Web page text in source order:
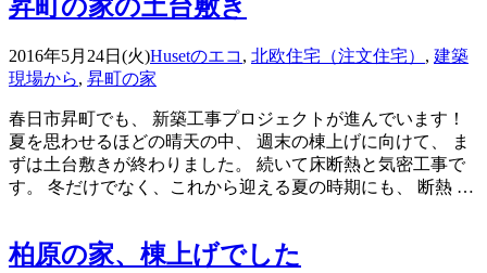
昇町の家の土台敷き
2016年5月24日(火)Husetのエコ , 北欧住宅（注文住宅） , 建築
現場から, 昇町の家
春日市昇町でも、 新築工事プロジェクトが進んでいます！
夏を思わせるほどの晴天の中、 週末の棟上げに向けて、 ま
ずは土台敷きが終わりました。 続いて床断熱と気密工事で
す。 冬だけでなく、これから迎える夏の時期にも、 断熱 …
柏原の家、棟上げでした